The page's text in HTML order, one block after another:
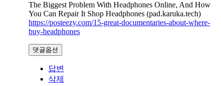
The Biggest Problem With Headphones Online, And How
You Can Repair It Shop Headphones (pad.karuka.tech)
https://posteezy.com/15-great-documentaries-about-where-
buy-headphones
댓글옵션
답변
삭제